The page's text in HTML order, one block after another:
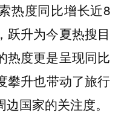
热度同比增长近8
跃升为今夏热搜目
热度更是呈现同比
攀升也带动了旅行
国家的关注度。